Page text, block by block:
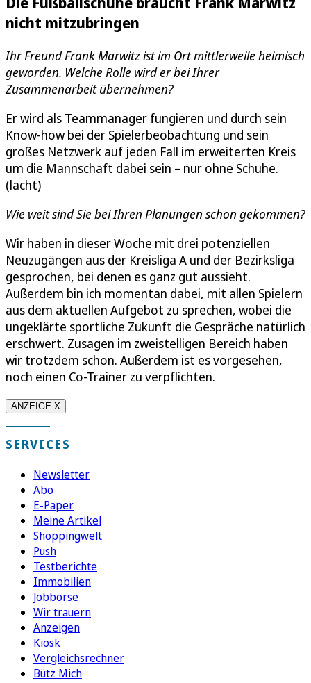
nicht mitzubringen
Ihr Freund Frank Marwitz ist im Ort mittlerweile heimisch
geworden. Welche Rolle wird er bei Ihrer
Zusammenarbeit übernehmen?
Er wird als Teammanager fungieren und durch sein
Know-how bei der Spielerbeobachtung und sein
großes Netzwerk auf jeden Fall im erweiterten Kreis
um die Mannschaft dabei sein – nur ohne Schuhe.
(lacht)
Wie weit sind Sie bei Ihren Planungen schon gekommen?
Wir haben in dieser Woche mit drei potenziellen
Neuzugängen aus der Kreisliga A und der Bezirksliga
gesprochen, bei denen es ganz gut aussieht.
Außerdem bin ich momentan dabei, mit allen Spielern
aus dem aktuellen Aufgebot zu sprechen, wobei die
ungeklärte sportliche Zukunft die Gespräche natürlich
erschwert. Zusagen im zweistelligen Bereich haben
wir trotzdem schon. Außerdem ist es vorgesehen,
noch einen Co-Trainer zu verpflichten.
ANZEIGE X
SERVICES
Newsletter
Abo
E-Paper
Meine Artikel
Shoppingwelt
Push
Testberichte
Immobilien
Jobbörse
Wir trauern
Anzeigen
Kiosk
Vergleichsrechner
Bütz Mich